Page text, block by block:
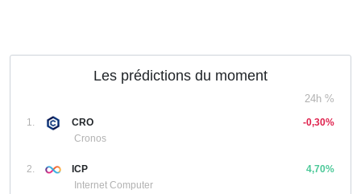
Les prédictions du moment
24h %
1.
CRO
Cronos
-0,30%
2.
ICP
Internet Computer
4,70%